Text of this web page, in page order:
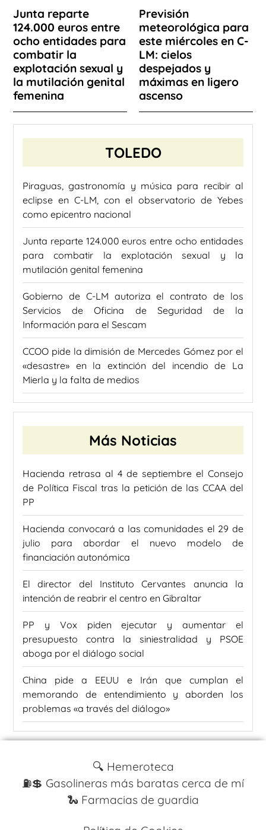
Junta reparte
124.000 euros entre
ocho entidades para
combatir la
explotación sexual y
la mutilación genital
femenina
Previsión
meteorológica para
este miércoles en C-
LM: cielos
despejados y
máximas en ligero
ascenso
TOLEDO
Piraguas, gastronomía y música para recibir al
eclipse en C-LM, con el observatorio de Yebes
como epicentro nacional
Junta reparte 124.000 euros entre ocho entidades
para combatir la explotación sexual y la
mutilación genital femenina
Gobierno de C-LM autoriza el contrato de los
Servicios de Oficina de Seguridad de la
Información para el Sescam
CCOO pide la dimisión de Mercedes Gómez por el
«desastre» en la extinción del incendio de La
Mierla y la falta de medios
Más Noticias
Hacienda retrasa al 4 de septiembre el Consejo
de Política Fiscal tras la petición de las CCAA del
PP
Hacienda convocará a las comunidades el 29 de
julio para abordar el nuevo modelo de
financiación autonómica
El director del Instituto Cervantes anuncia la
intención de reabrir el centro en Gibraltar
PP y Vox piden ejecutar y aumentar el
presupuesto contra la siniestralidad y PSOE
aboga por el diálogo social
China pide a EEUU e Irán que cumplan el
memorando de entendimiento y aborden los
problemas «a través del diálogo»
🔍 Hemeroteca
⛽️💲 Gasolineras más baratas cerca de mí
🐍 Farmacias de guardia